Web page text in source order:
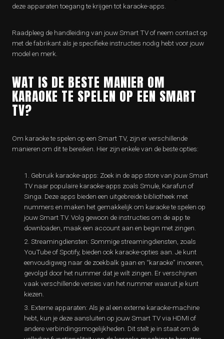
deze apparaten toegang te krijgen tot karaoke-apps.
Raadpleeg de handleiding van jouw Smart TV of neem contact op
met de fabrikant als je specifieke instructies nodig hebt voor jouw
model en merk.
WAT IS DE BESTE MANIER OM
KARAOKE TE SPELEN OP EEN SMART
TV?
Om karaoke te spelen op een Smart TV, zijn er verschillende
manieren om dit te bereiken. Hier zijn enkele van de beste opties:
Gebruik karaoke-apps: Zoek in de app store van jouw Smart
TV naar populaire karaoke-apps zoals Smule, Karafun of
Singa. Deze apps bieden een uitgebreide bibliotheek met
nummers en maken het gemakkelijk om karaoke te spelen op
jouw Smart TV. Volg gewoon de instructies om de app te
downloaden, maak een account aan en begin met zingen.
Streamingdiensten: Sommige streamingdiensten, zoals
YouTube of Spotify, bieden ook karaoke-opties aan. Je kunt
eenvoudigweg naar de zoekbalk gaan en “karaoke” invoeren,
gevolgd door het nummer dat je wilt zingen. Er verschijnen
vaak verschillende versies van het nummer waaruit je kunt
kiezen.
Externe apparaten: Als je al een externe karaoke-machine
hebt, kun je deze aansluiten op jouw Smart TV via HDMI of
andere verbindingsmogelijkheden. Dit stelt je in staat om de